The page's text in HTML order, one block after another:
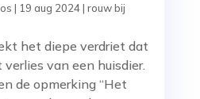
| 19 aug 2024| rouw bij
het diepe verdriet dat
van een huisdier.
de opmerking “Het